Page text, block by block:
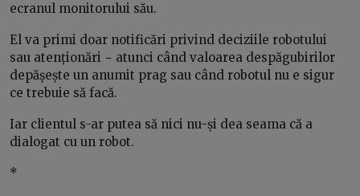
ecranul monitorului său.
El va primi doar notificări privind deciziile robotului
sau atenționări − atunci când valoarea despăgubirilor
depășește un anumit prag sau când robotul nu e sigur
ce trebuie să facă.
Iar clientul s-ar putea să nici nu-și dea seama că a
dialogat cu un robot.
*